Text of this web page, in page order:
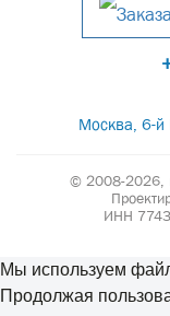
Москва, 6-й
© 2008-2026,
ИНН
Мы используем
Продолжая